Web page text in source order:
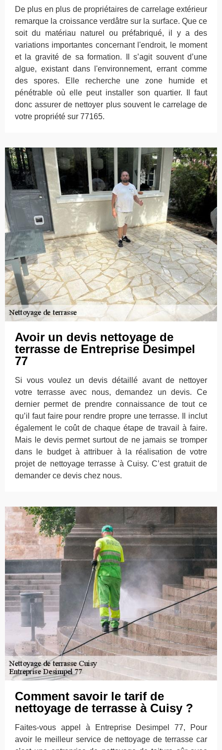
De plus en plus de propriétaires de carrelage extérieur
remarque la croissance verdâtre sur la surface. Que ce
soit du matériau naturel ou préfabriqué, il y a des
variations importantes concernant l'endroit, le moment
et la gravité de sa formation. Il s’agit souvent d’une
algue, existant dans l'environnement, errant comme
des spores. Elle recherche une zone humide et
pénétrable où elle peut installer son quartier. Il faut
donc assurer de nettoyer plus souvent le carrelage de
votre propriété sur 77165.
Avoir un devis nettoyage de
terrasse de Entreprise Desimpel
77
Si vous voulez un devis détaillé avant de nettoyer
votre terrasse avec nous, demandez un devis. Ce
dernier permet de prendre connaissance de tout ce
qu’il faut faire pour rendre propre une terrasse. Il inclut
également le coût de chaque étape de travail à faire.
Mais le devis permet surtout de ne jamais se tromper
dans le budget à attribuer à la réalisation de votre
projet de nettoyage terrasse à Cuisy. C’est gratuit de
demander ce devis chez nous.
Comment savoir le tarif de
nettoyage de terrasse à Cuisy ?
Faites-vous appel à Entreprise Desimpel 77, Pour
avoir le meilleur service de nettoyage de terrasse car